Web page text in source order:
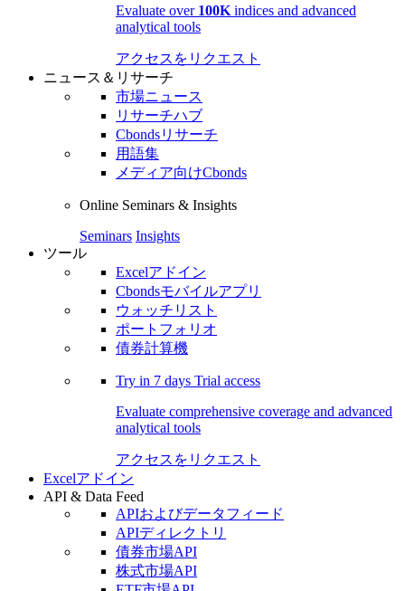
Evaluate over 100K indices and advanced
analytical tools
アクセスをリクエスト
ニュース＆リサーチ
市場ニュース
リサーチハブ
Cbondsリサーチ
用語集
メディア向けCbonds
Online Seminars & Insights
Seminars Insights
ツール
Excelアドイン
Cbondsモバイルアプリ
ウォッチリスト
ポートフォリオ
債券計算機
Try in 7 days Trial access
Evaluate comprehensive coverage and advanced
analytical tools
アクセスをリクエスト
Excelアドイン
API & Data Feed
APIおよびデータフィード
APIディレクトリ
債券市場API
株式市場API